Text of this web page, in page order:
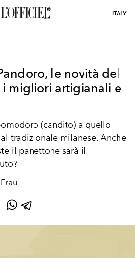
ITALY
le novità del
migliori artigianali e
(candito) a quello
tradizionale milanese. Anche
il panettone sarà il